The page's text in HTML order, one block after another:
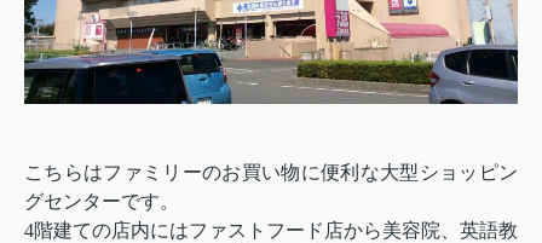
こちらはファミリーのお買い物に便利な大型ショッピン
グセンターです。
4階建ての店内にはファストフード店から美容院、英語教